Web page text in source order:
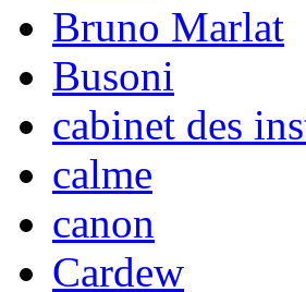
Bruno Marlat
Busoni
cabinet des
calme
canon
Cardew